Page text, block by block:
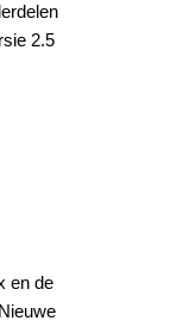
2.5
en de